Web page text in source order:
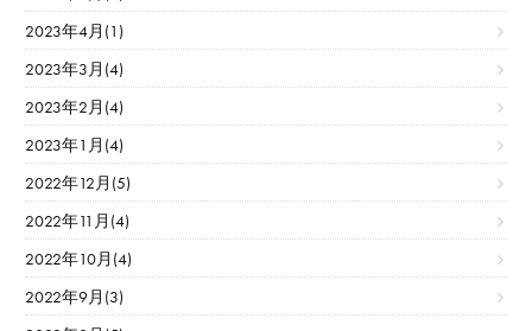
2023年4月(1)
2023年3月(4)
2023年2月(4)
2023年1月(4)
2022年12月(5)
2022年11月(4)
2022年10月(4)
2022年9月(3)